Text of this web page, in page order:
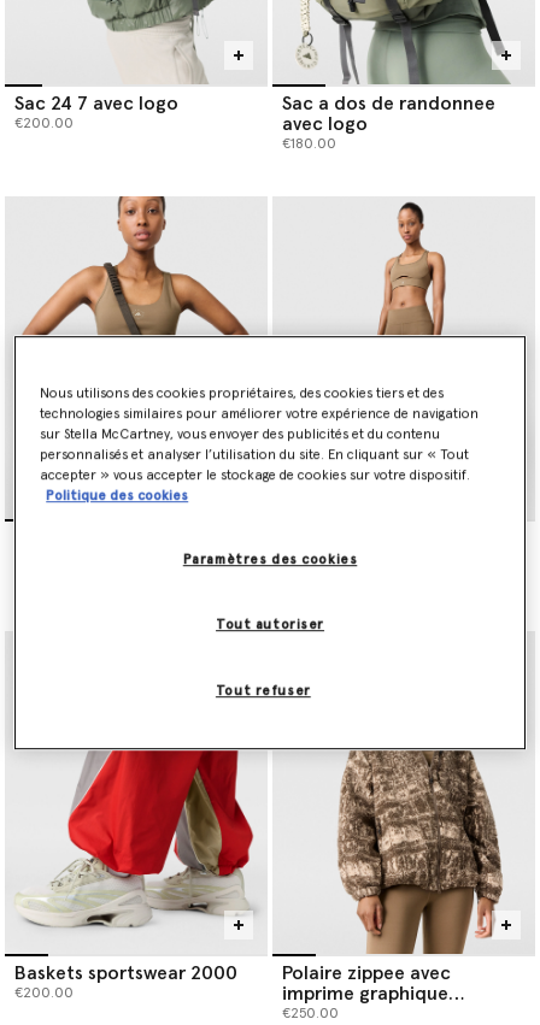
Sac 24 7 avec logo
€200.00
Sac a dos de randonnee
avec logo
€180.00
TrueStrength
Baskets sportswear 2000
€200.00
Polaire zippee avec
imprime graphique
TrueNature
€250.00
Nous utilisons des cookies propriétaires, des cookies tiers et des
technologies similaires pour améliorer votre expérience de navigation
sur Stella McCartney, vous envoyer des publicités et du contenu
personnalisés et analyser l’utilisation du site. En cliquant sur « Tout
accepter » vous accepter le stockage de cookies sur votre dispositif.
Politique des cookies
Paramètres des cookies
Tout refuser
Tout autoriser